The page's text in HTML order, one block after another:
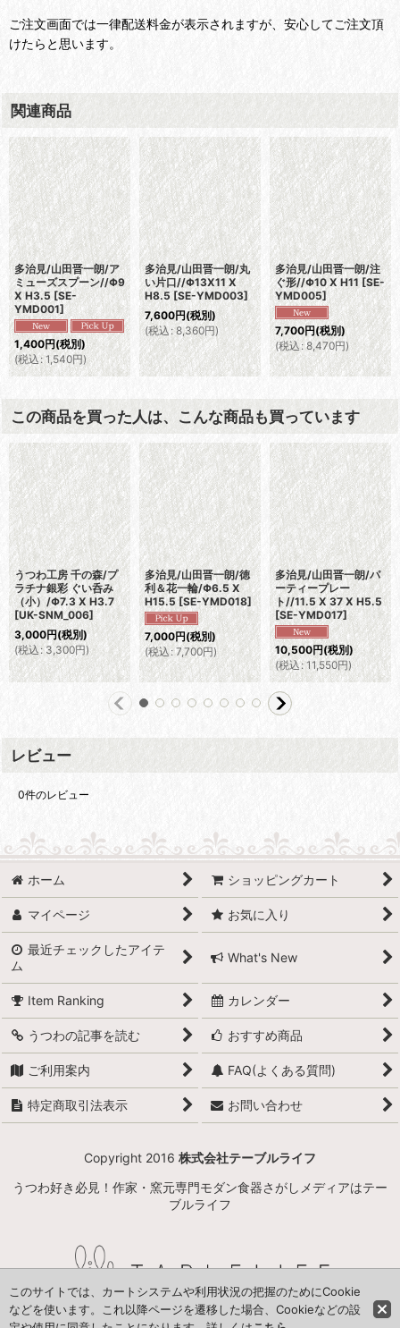
ご注文画面では一律配送料金が表示されますが、安心してご注文頂
けたらと思います。
関連商品
多治見/山田晋一朗/ア
ミューズスプーン//Φ9
X H3.5 [SE-
YMD001]
1,400円(税別)
(税込: 1,540円)
多治見/山田晋一朗/丸
い片口//Φ13X11 X
H8.5 [SE-YMD003]
7,600円(税別)
(税込: 8,360円)
多治見/山田晋一朗/注
ぐ形//Φ10 X H11 [SE-
YMD005]
7,700円(税別)
(税込: 8,470円)
この商品を買った人は、こんな商品も買っています
うつわ工房 千の森/プ
ラチナ銀彩 ぐい呑み
（小）/Φ7.3 X H3.7
[UK-SNM_006]
3,000円(税別)
(税込: 3,300円)
多治見/山田晋一朗/徳
利＆花一輪/Φ6.5 X
H15.5 [SE-YMD018]
7,000円(税別)
(税込: 7,700円)
多治見/山田晋一朗/パ
ーティープレー
ト//11.5 X 37 X H5.5
[SE-YMD017]
10,500円(税別)
(税込: 11,550円)
レビュー
0件のレビュー
ホーム ショッピングカート
マイページ お気に入り
最近チェックしたアイテ
ム
What's New
Item Ranking カレンダー
うつわの記事を読む おすすめ商品
ご利用案内 FAQ(よくある質問)
特定商取引法表示 お問い合わせ
Copyright 2016 株式会社テーブルライフ
うつわ好き必見！作家・窯元専門モダン食器さがしメディアはテー
ブルライフ
このサイトでは、カートシステムや利用状況の把握のためにCookie
などを使います。これ以降ページを遷移した場合、Cookieなどの設